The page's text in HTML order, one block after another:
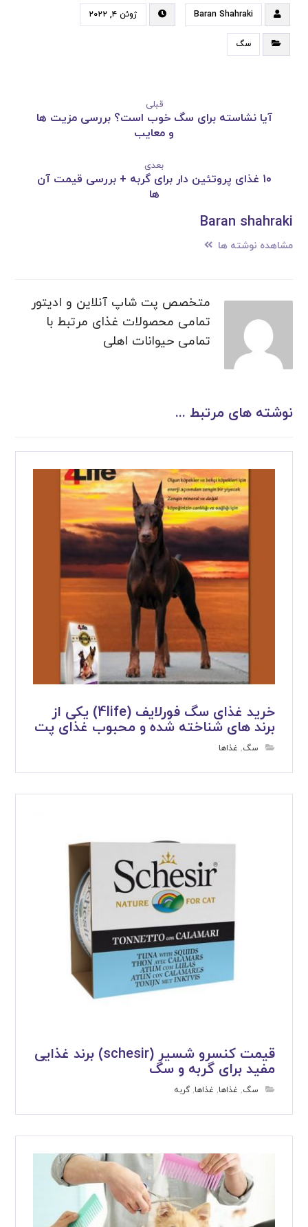
Baran Shahraki ژوئن ۴, ۲۰۲۲
سگ
قبلی
آیا نشاسته برای سگ خوب است؟ بررسی مزیت ها
و معایب
بعدی
10 غذای پروتئین دار برای گربه + بررسی قیمت آن
ها
Baran shahraki
مشاهده نوشته ها
متخصص پت شاپ آنلاین و ادیتور
تمامی محصولات غذای مرتبط با
تمامی حیوانات اهلی
نوشته های مرتبط ...
خرید غذای سگ فورلایف (4life) یکی از
برند های شناخته شده و محبوب غذای پت
سگ, غذاها
قیمت کنسرو شسیر (schesir) برند غذایی
مفید برای گربه و سگ
سگ, غذاها, غذاها,گربه